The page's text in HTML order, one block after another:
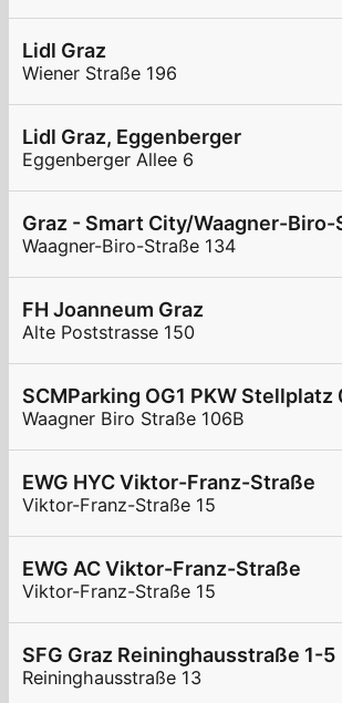
Lidl Graz
Wiener Straße 196
Lidl Graz, Eggenberger
Eggenberger Allee 6
Graz - Smart City/Waagner-
Waagner-Biro-Straße 134
FH Joanneum Graz
Alte Poststrasse 150
SCMParking OG1 PKW
Waagner Biro Straße 106B
EWG HYC Viktor-Franz-Straße
Viktor-Franz-Straße 15
EWG AC Viktor-Franz-Straße
Viktor-Franz-Straße 15
SFG Graz Reininghausstraße 1-5
Reininghausstraße 13